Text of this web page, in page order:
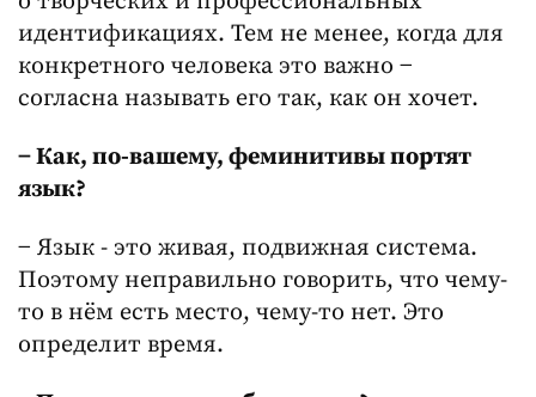
идентификациях. Тем не менее, когда для
конкретного человека это важно −
согласна называть его так, как он хочет.
− Как, по-вашему, феминитивы портят
язык?
− Язык - это живая, подвижная система.
Поэтому неправильно говорить, что чему-
то в нём есть место, чему-то нет. Это
определит время.